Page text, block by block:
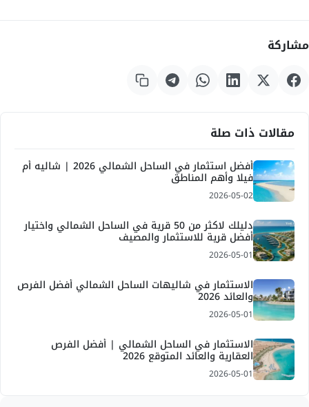
مشاركة
مقالات ذات صلة
أفضل استثمار في الساحل الشمالي 2026 | شاليه أم
فيلا وأهم المناطق
2026-05-02
دليلك لاكثر من 50 قرية في الساحل الشمالي واختيار
أفضل قرية للاستثمار والمصيف
2026-05-01
الاستثمار في شاليهات الساحل الشمالي أفضل الفرص
والعائد 2026
2026-05-01
الاستثمار في الساحل الشمالي | أفضل الفرص
العقارية والعائد المتوقع 2026
2026-05-01